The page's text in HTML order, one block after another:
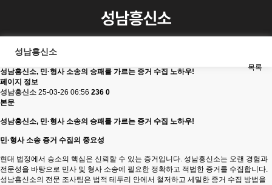
성남흥신소
목록
성남흥신소, 민·형사 소송의 승패를 가르는 증거 수집 노하우!
페이지 정보
성남흥신소 25-03-26 06:56 236 0
본문
성남흥신소, 민·형사 소송의 승패를 가르는 증거 수집 노하우!
민·형사 소송 증거 수집의 중요성
현대 법정에서 승소의 핵심은 신뢰할 수 있는 증거입니다. 성남흥신소는 오랜 경험과
전문성을 바탕으로 민사 및 형사 소송에 필요한 정확하고 적법한 증거를 수집합니다.
성남흥신소의 전문 조사팀은 법적 테두리 안에서 철저하고 세밀한 증거 수집 방법을